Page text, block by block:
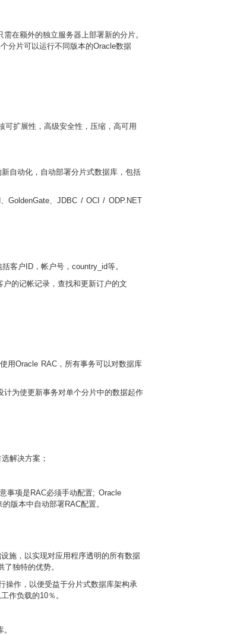
在额外的独立服务器上部署新的分片。
分片可以运行不同版本的Oracle数据
可扩展性，高级安全性，压缩，高可用
自动化，自动部署分片式数据库，包括
GoldenGate、JDBC / OCI / ODP.NET
客户ID，帐户号，country_id等。
的记帐记录，查找和更新订户的文
用Oracle RAC，所有事务可以对数据库
为使更新事务对单个分片中的数据起作
解决方案；
事项是RAC必须手动配置; Oracle
版本中自动部署RAC配置。
施，以实现对应用程序透明的所有数据
独特的优势。
操作，以便受益于分片式数据库架构承
作负载的10％。